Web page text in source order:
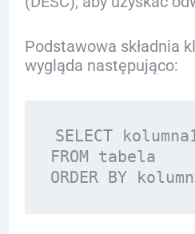
Podstawowa składnia
wygląda następująco:
SELECT
FROM tabela